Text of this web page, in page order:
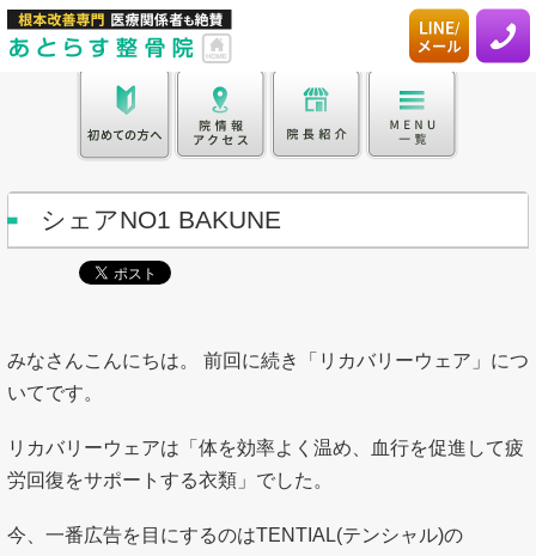
シェアNO1 BAKUNE
みなさんこんにちは。 前回に続き「リカバリーウェア」につ
いてです。
リカバリーウェアは「体を効率よく温め、血行を促進して疲
労回復をサポートする衣類」でした。
今、一番広告を目にするのはTENTIAL(テンシャル)の